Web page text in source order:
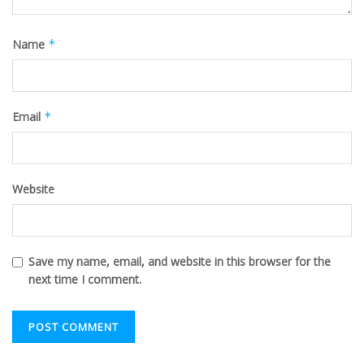
Name *
Email *
Website
Save my name, email, and website in this browser for the
next time I comment.